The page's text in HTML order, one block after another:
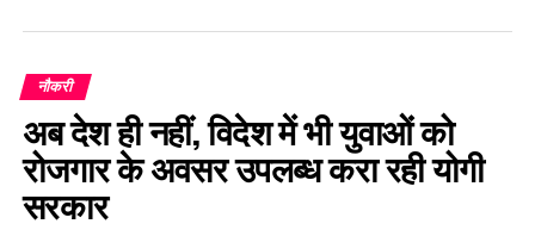
नौकरी
अब देश ही नहीं, विदेश में भी युवाओं को
रोजगार के अवसर उपलब्ध करा रही योगी
सरकार